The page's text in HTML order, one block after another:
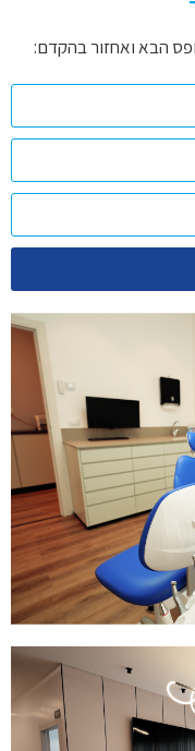
הבא ואחזור בהקדם: